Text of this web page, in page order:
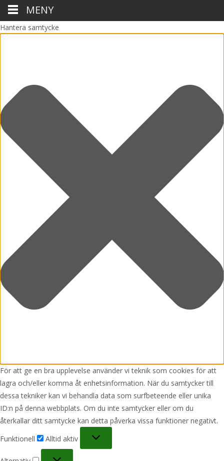
Hantera samtycke
För att ge en bra upplevelse använder vi teknik som cookies för att
lagra och/eller komma åt enhetsinformation. När du samtycker till
dessa tekniker kan vi behandla data som surfbeteende eller unika
ID:n på denna webbplats. Om du inte samtycker eller om du
återkallar ditt samtycke kan detta påverka vissa funktioner negativt.
Funktionell
Alltid aktiv
MENY